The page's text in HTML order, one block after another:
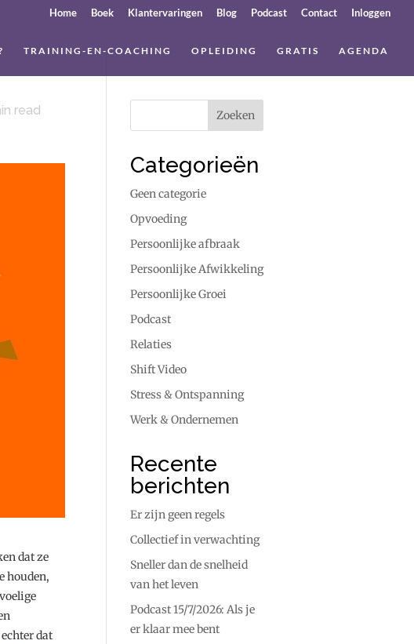
Home Boek Klantervaringen Blog Podcast Contact Inloggen
TRAINING-EN-COACHING OPLEIDING GRATIS AGENDA
read
dat ze
houden,
dat
Categorieën
Geen categorie
Opvoeding
Persoonlijke afbraak
Persoonlijke Afwikkeling
Persoonlijke Groei
Podcast
Relaties
Shift Video
Stress & Ontspanning
Werk & Ondernemen
Recente
berichten
Er zijn geen regels
Collectief in verwachting
Sneller dan de snelheid
van het leven
Podcast 15/7/2026: Als je
er klaar mee bent